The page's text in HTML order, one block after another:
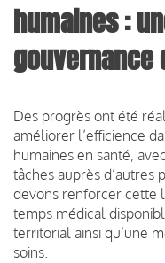
humaines :
gouvernance
Des progrès ont été
améliorer l’efficience
humaines en santé,
tâches auprès d’autres
devons renforcer cette
temps médical
territorial ainsi qu’une
soins.